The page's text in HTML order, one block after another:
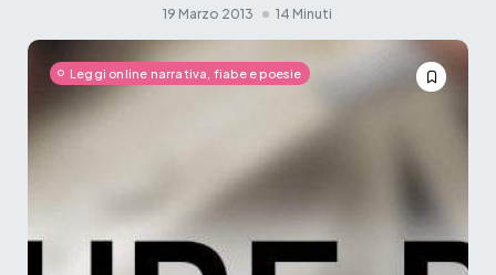
19 Marzo 2013 14 Minuti
Leggi online narrativa, fiabe e poesie